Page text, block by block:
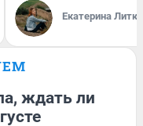
Екатерина
ждать ли